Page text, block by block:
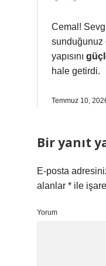
Cemal!
sunduğunuz
yapısını
hale getirdi.
Temmuz 10,
Bir yanıt
E-posta
alanlar * ile
Yorum